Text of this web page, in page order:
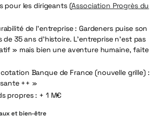
pour les dirigeants (Association Progrès du
de l’entreprise : Gardeners puise son
35 ans d’histoire. L’entreprise n’est pas
» mais bien une aventure humaine, faite
Banque de France (nouvelle grille) :
++ »
propres : + 1 M€
et bien-être